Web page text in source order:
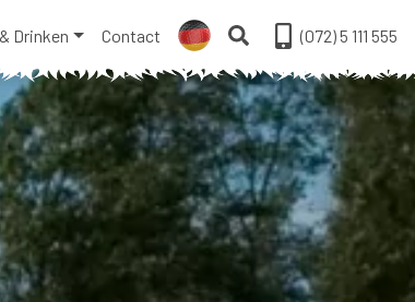
Drinken Contact (072) 5 111 555